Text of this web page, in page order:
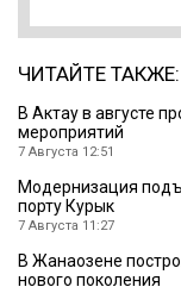
ЧИТАЙТЕ ТАКЖЕ:
В Актау в августе
мероприятий
7 Августа 12:51
Модернизация
порту Курык
7 Августа 11:27
В Жанаозене
нового поколения